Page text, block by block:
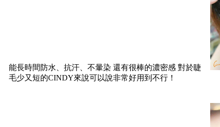
能長時間防水、抗汗、不暈染 還有很棒的濃密感 對於睫
毛少又短的CINDY來說可以說非常好用到不行！